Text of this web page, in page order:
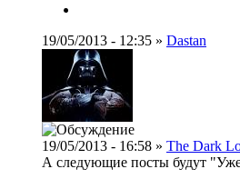
19/05/2013 - 12:35 » Dastan
19/05/2013 - 16:58 » The Dark
А следующие посты будут